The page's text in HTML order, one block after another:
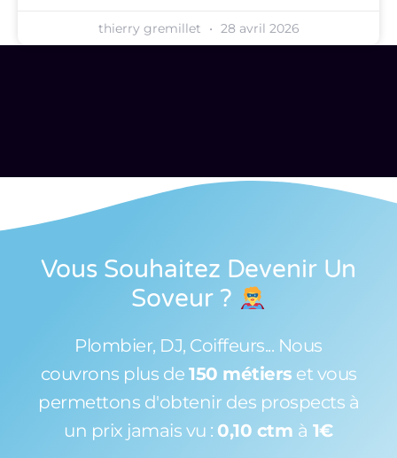
thierry gremillet 28 avril 2026
Vous Souhaitez Devenir Un
Soveur ?
Plombier, DJ, Coiffeurs... Nous
couvrons plus de 150 métiers et vous
permettons d'obtenir des prospects à
un prix jamais vu : 0,10 ctm à 1€